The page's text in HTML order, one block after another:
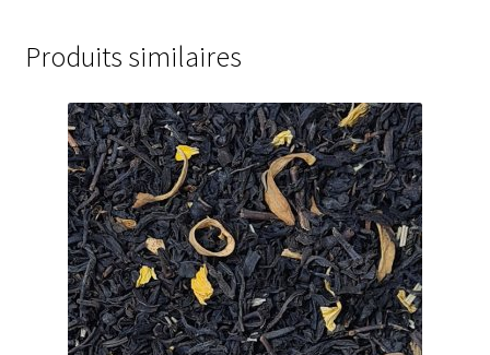
Rhums arrangés
Vodkas
Boutique du Grenier de Marie et Anaïs
Cafés aromatisés
Calendriers de l’Avent
Produits similaires